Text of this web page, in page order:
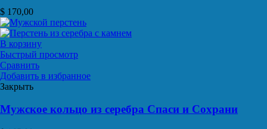
$ 170,00
В корзину
Быстрый просмотр
Сравнить
Добавить в избранное
Закрыть
Мужское кольцо из серебра Спаси и Сохрани